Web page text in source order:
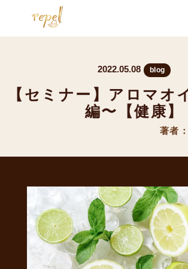
2022.05.08 blog
【セミナー】アロマオ
編〜【健康】
著者